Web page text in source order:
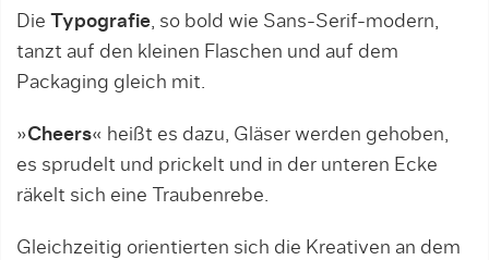
Die Typografie, so bold wie Sans-Serif-modern,
tanzt auf den kleinen Flaschen und auf dem
Packaging gleich mit.
»Cheers« heißt es dazu, Gläser werden gehoben,
es sprudelt und prickelt und in der unteren Ecke
räkelt sich eine Traubenrebe.
Gleichzeitig orientierten sich die Kreativen an dem